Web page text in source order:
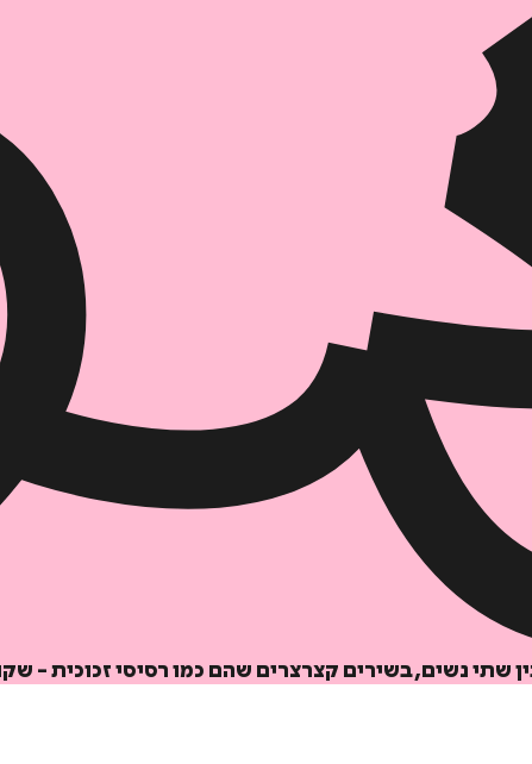
נשים, בשירים קצרצרים שהם כמו רסיסי זכוכית -